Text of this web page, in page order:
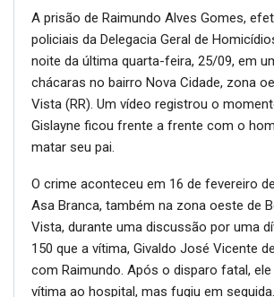
noite da última quarta-feira, 25/09, em
chácaras no bairro Nova Cidade, zona
Vista (RR). Um vídeo registrou o
Gislayne ficou frente a frente com o
matar seu pai.
O crime aconteceu em 16 de fevereiro
Asa Branca, também na zona oeste de
Vista, durante uma discussão por uma
150 que a vítima, Givaldo José Vicente de
com Raimundo. Após o disparo fatal, ele
vítima ao hospital, mas fugiu em seguida.
suas quatro irmãs ficaram órfãs — a
apenas dois anos e cresceu sem